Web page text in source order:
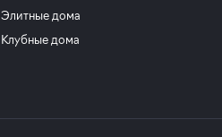
Элитные дома
Клубные дома